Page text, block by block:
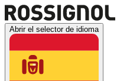
Abrir el selector de idioma